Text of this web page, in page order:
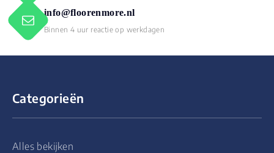
info@floorenmore.nl
Binnen 4 uur reactie op werkdagen
Categorieën
Alles bekijken